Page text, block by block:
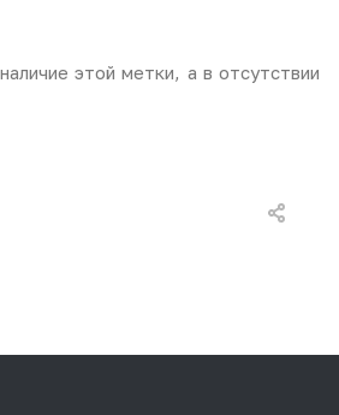
этой метки, а в отсутствии